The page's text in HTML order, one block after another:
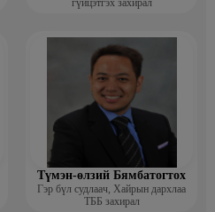
гүйцэтгэх захирал
Түмэн-өлзий Бямбатогтох
Гэр бүл судлаач, Хайрын дархлаа
ТББ захирал